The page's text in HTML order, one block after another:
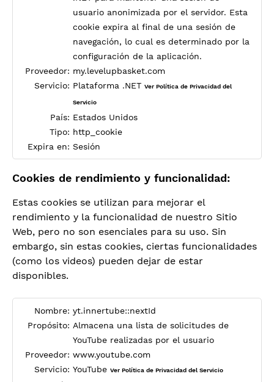
usuario anonimizada por el servidor. Esta
cookie expira al final de una sesión de
navegación, lo cual es determinado por la
configuración de la aplicación.
Proveedor: my.levelupbasket.com
Servicio: Plataforma .NET Ver Política de Privacidad del
Servicio
País: Estados Unidos
Tipo: http_cookie
Expira en: Sesión
Cookies de rendimiento y funcionalidad:
Estas cookies se utilizan para mejorar el
rendimiento y la funcionalidad de nuestro Sitio
Web, pero no son esenciales para su uso. Sin
embargo, sin estas cookies, ciertas funcionalidades
(como los videos) pueden dejar de estar
disponibles.
Nombre: yt.innertube::nextId
Propósito: Almacena una lista de solicitudes de
YouTube realizadas por el usuario
Proveedor: www.youtube.com
Servicio: YouTube Ver Política de Privacidad del Servicio